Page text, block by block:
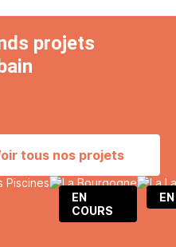
projets
tous nos projets
EN
COURS